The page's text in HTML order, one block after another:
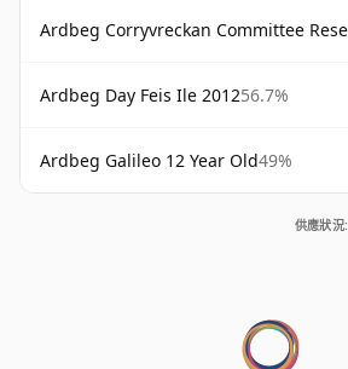
Ardbeg Corryvreckan Committee
Ardbeg Day Feis Ile 201256.7%
Ardbeg Galileo 12 Year Old49%
供應狀況: